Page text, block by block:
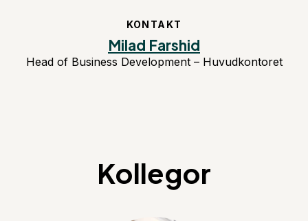
KONTAKT
Milad Farshid
Head of Business Development – Huvudkontoret
Kollegor